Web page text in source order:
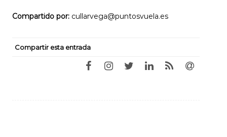
Compartido por: cullarvega@puntosvuela.es
Compartir esta entrada